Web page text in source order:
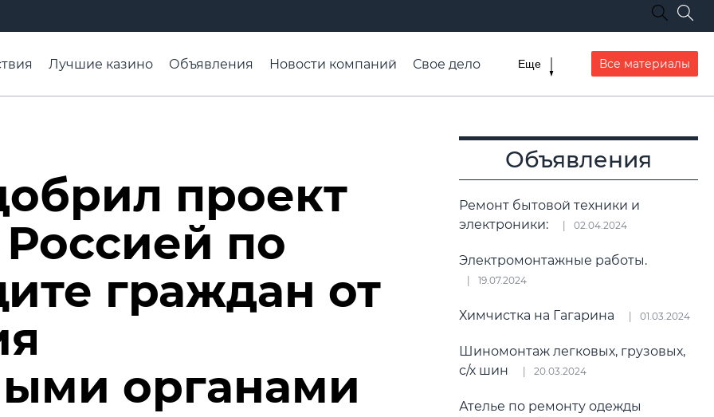
Лучшие казино Объявления Новости компаний
Свое дело
Еще Все материалы
проект
по
граждан от
органами
Объявления
Ремонт бытовой техники и
электроники:
02.04.2024
Электромонтажные работы.
19.07.2024
Химчистка на Гагарина 01.03.2024
Шиномонтаж легковых, грузовых,
с/х шин
20.03.2024
Ателье по ремонту одежды